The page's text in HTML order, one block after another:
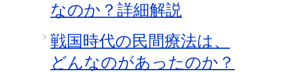
なのか？詳細解説
戦国時代の民間療法は、
どんなのがあったのか？